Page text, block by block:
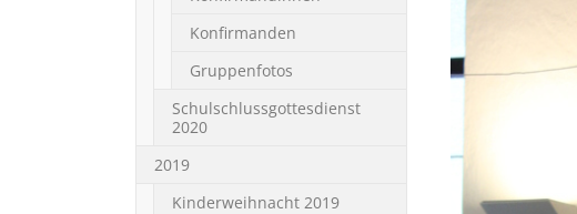
Konfirmanden
Gruppenfotos
Schulschlussgottesdienst
2020
2019
Kinderweihnacht 2019